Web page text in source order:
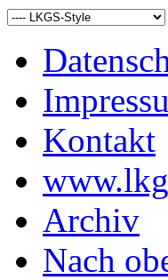
Kontakt
Archiv
Nach